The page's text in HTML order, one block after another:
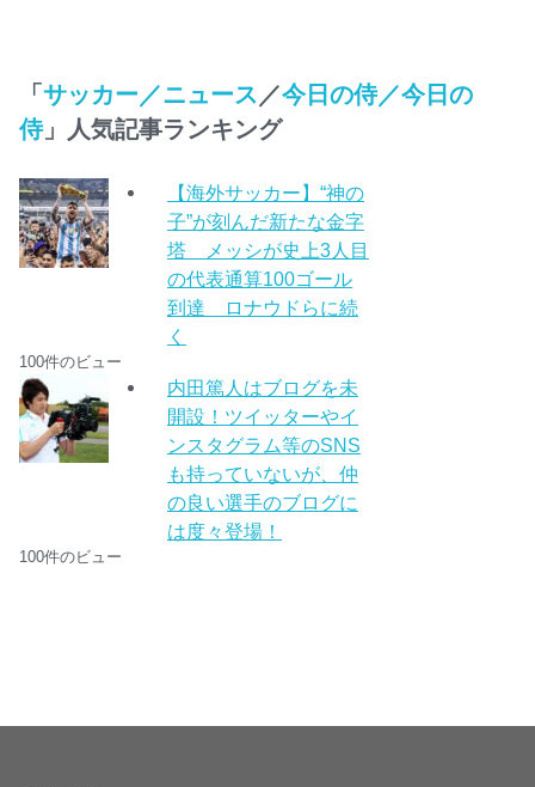
「サッカー／ニュース ／今日の侍／今日の
侍」人気記事ランキング
【海外サッカー】“神の
子”が刻んだ新たな金字
塔 メッシが史上3人目
の代表通算100ゴール
到達 ロナウドらに続
く
100件のビュー
内田篤人はブログを未
開設！ツイッターやイ
ンスタグラム等のSNS
も持っていないが、仲
の良い選手のブログに
は度々登場！
100件のビュー